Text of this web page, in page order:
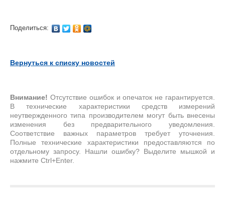
Поделиться:
Вернуться к списку новостей
Внимание! Отсутствие ошибок и опечаток не гарантируется.
В технические характеристики средств измерений
неутвержденного типа производителем могут быть внесены
изменения без предварительного уведомления.
Соответствие важных параметров требует уточнения.
Полные технические характеристики предоставляются по
отдельному запросу. Нашли ошибку? Выделите мышкой и
нажмите Ctrl+Enter.